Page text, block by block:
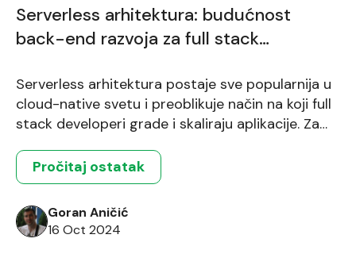
Serverless arhitektura: budućnost
back-end razvoja za full stack
Serverless arhitektura postaje sve popularnija u
cloud-native svetu i preoblikuje način na koji full
stack developeri grade i skaliraju aplikacije. Za
serverless pristup nudi niz prednosti koje
menjaju ulogu razvoja softverskih rešenja.
Prednosti serverless arhitekture Jedna od
glavnih prednosti serverless arhitekture je
smanjenje troškova, jer omogućava
Pročitaj ostatak
Goran Aničić
16 Oct 2024